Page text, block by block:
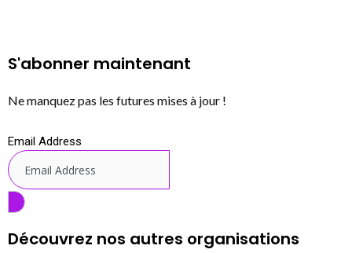
S'abonner maintenant
Ne manquez pas les futures mises à jour !
Email Address
Découvrez nos autres organisations